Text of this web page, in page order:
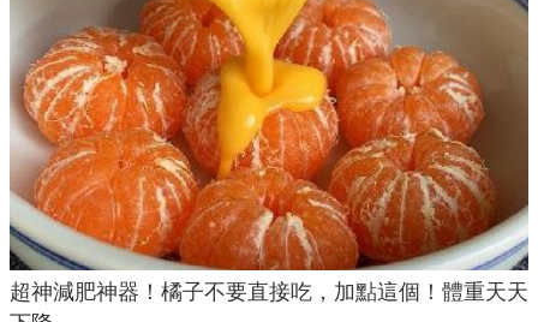
超神減肥神器！橘子不要直接吃，加點這個！體重天天